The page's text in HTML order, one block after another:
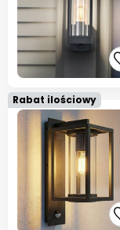
Rabat ilościowy